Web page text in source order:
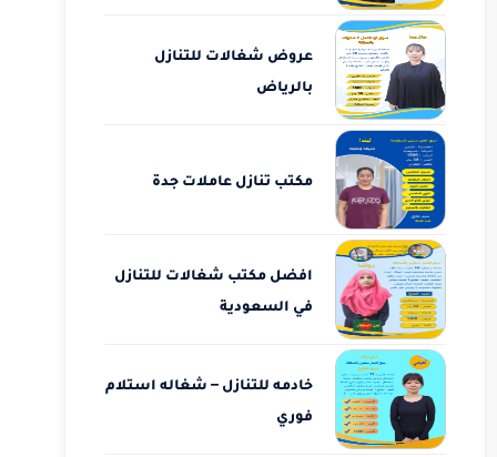
عروض شغالات للتنازل
بالرياض
مكتب تنازل عاملات جدة
افضل مكتب شغالات للتنازل
في السعودية
خادمه للتنازل – شغاله استلام
فوري